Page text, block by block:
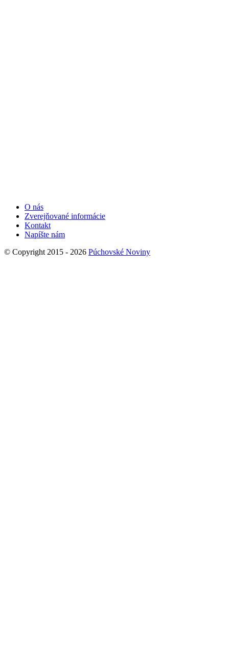
O nás
Zverejňované informácie
Kontakt
Napíšte nám
© Copyright 2015 - 2026 Púchovské Noviny